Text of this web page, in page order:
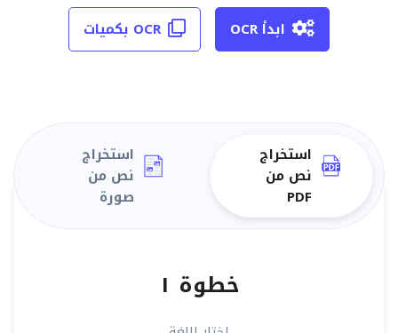
OCR بكميات ابدأ OCR
استخراج
نص من
صورة
استخراج
نص من
PDF
خطوة ١